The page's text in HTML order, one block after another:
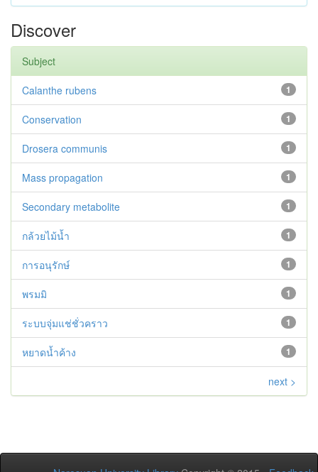
Discover
Subject
1
Calanthe rubens
1
Conservation
1
Drosera communis
1
Mass propagation
1
Secondary metabolite
1
กล้วยไม้น้ำ
1
การอนุรักษ์
1
พรมมิ
1
ระบบจุ่มแช่ชั่วคราว
1
หยาดน้ำค้าง
next >